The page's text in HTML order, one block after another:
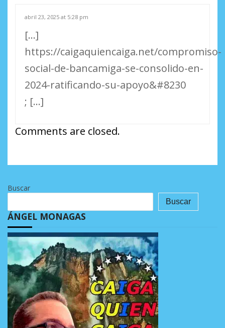
abril 23, 2025 at 5:28 pm
[…]
https://caigaquiencaiga.net/compromiso-
social-de-bancamiga-se-consolido-en-
2024-ratificando-su-apoyo&#8230
; […]
Comments are closed.
Buscar
Buscar
ÁNGEL MONAGAS